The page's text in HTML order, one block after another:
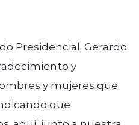
Presidencial, Gerardo
y
y mujeres que
que